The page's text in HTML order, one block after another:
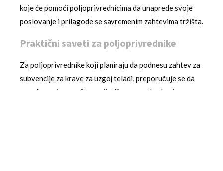
koje će pomoći poljoprivrednicima da unaprede svoje
poslovanje i prilagode se savremenim zahtevima tržišta.
Praktični saveti za poljoprivrednike
Za poljoprivrednike koji planiraju da podnesu zahtev za
subvencije za krave za uzgoj teladi, preporučuje se da
započnu pripremu što ranije. Prvo, neophodno je